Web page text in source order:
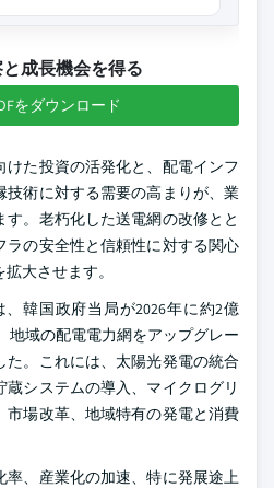
成長機会を得る
をダウンロード
けた投資の活発化と、配電インフ
技術に対する需要の高まりが、業
。老朽化した送電網の改修とと
ラの安全性と信頼性に対する関心
大させます。
、韓国政府当局が2026年に約2億
地域の配電電力網をアップグレー
た。これには、太陽光発電の統合
蔵システムの導入、マイクログリ
市場改革、地域特有の発電と消費
率、産業化の加速、特に発展途上